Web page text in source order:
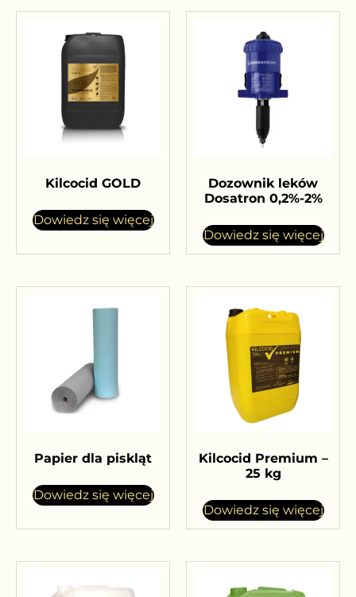
Kilcocid GOLD
Dowiedz się więcej
Dozownik leków
Dosatron 0,2%-2%
Dowiedz się więcej
Papier dla piskląt
Dowiedz się więcej
Kilcocid Premium –
25 kg
Dowiedz się więcej